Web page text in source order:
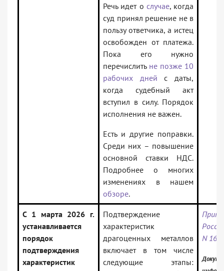
Речь идет о случае, когда
суд принял решение не в
пользу ответчика, а истец
освобожден от платежа.
Пока его нужно
перечислить не позже 10
рабочих дней с даты,
когда судебный акт
вступил в силу. Порядок
исполнения не важен.
Есть и другие поправки.
Среди них – повышение
основной ставки НДС.
Подробнее о многих
изменениях в нашем
обзоре.
С 1 марта 2026 г.
устанавливается
порядок
подтверждения
характеристик
Подтверждение
характеристик
драгоценных металлов
включает в том числе
следующие этапы:
N